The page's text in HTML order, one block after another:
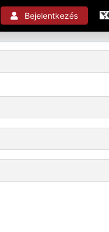
Bejelentkezés